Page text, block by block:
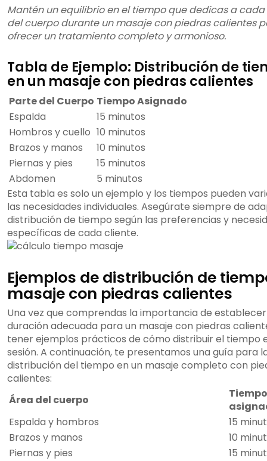
Mantén un equilibrio en el tiempo que dedicas a
del cuerpo durante un masaje con piedras calientes
ofrecer un tratamiento completo y armonioso.
Tabla de Ejemplo: Distribución de
en un masaje con piedras calientes
Parte del Cuerpo Tiempo Asignado
Espalda
15 minutos
Hombros y cuello 10 minutos
Brazos y manos
10 minutos
Piernas y pies
15 minutos
Abdomen
5 minutos
Esta tabla es solo un ejemplo y los tiempos pueden
las necesidades individuales. Asegúrate siempre de
distribución de tiempo según las preferencias y
específicas de cada cliente.
Ejemplos de distribución de
masaje con piedras calientes
Una vez que comprendas la importancia de
duración adecuada para un masaje con piedras
tener ejemplos prácticos de cómo distribuir el tiempo
sesión. A continuación, te presentamos una guía para
distribución del tiempo en un masaje completo con
calientes:
Área del cuerpo
Tiempo
Espalda y hombros
15
Brazos y manos
10
Piernas y pies
15